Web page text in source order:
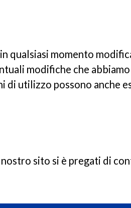
qualsiasi momento
modifiche che
utilizzo possono anche
nostro sito si è pregati di